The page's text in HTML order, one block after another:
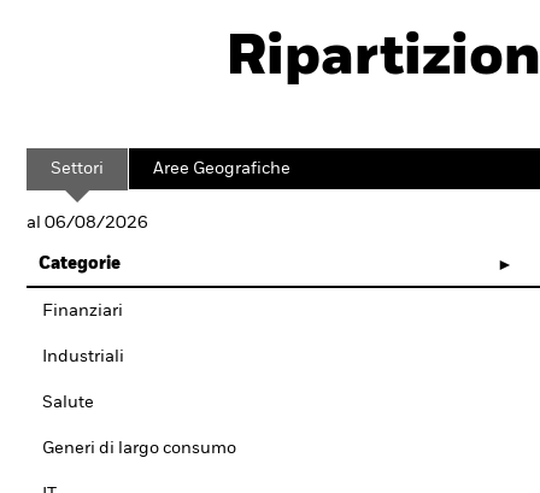
Settori Aree Geografiche
al 06/08/2026
Categorie
Finanziari
Industriali
Salute
Generi di largo consumo